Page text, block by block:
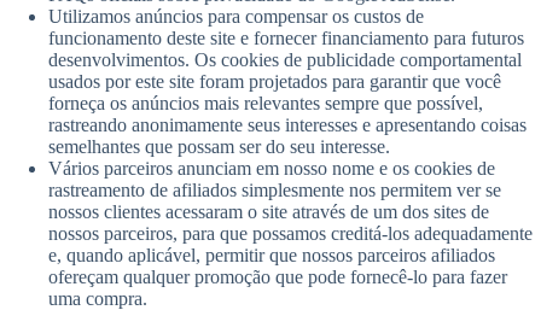
Utilizamos anúncios para compensar os custos de
funcionamento deste site e fornecer financiamento para futuros
desenvolvimentos. Os cookies de publicidade comportamental
usados ​​por este site foram projetados para garantir que você
forneça os anúncios mais relevantes sempre que possível,
rastreando anonimamente seus interesses e apresentando coisas
semelhantes que possam ser do seu interesse.
Vários parceiros anunciam em nosso nome e os cookies de
rastreamento de afiliados simplesmente nos permitem ver se
nossos clientes acessaram o site através de um dos sites de
nossos parceiros, para que possamos creditá-los adequadamente
e, quando aplicável, permitir que nossos parceiros afiliados
ofereçam qualquer promoção que pode fornecê-lo para fazer
uma compra.